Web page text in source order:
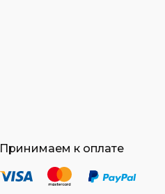
Принимаем к оплате